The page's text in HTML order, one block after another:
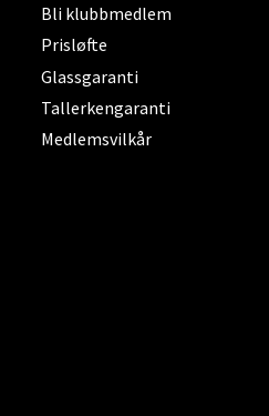
Bli klubbmedlem
Prisløfte
Glassgaranti
Tallerkengaranti
Medlemsvilkår